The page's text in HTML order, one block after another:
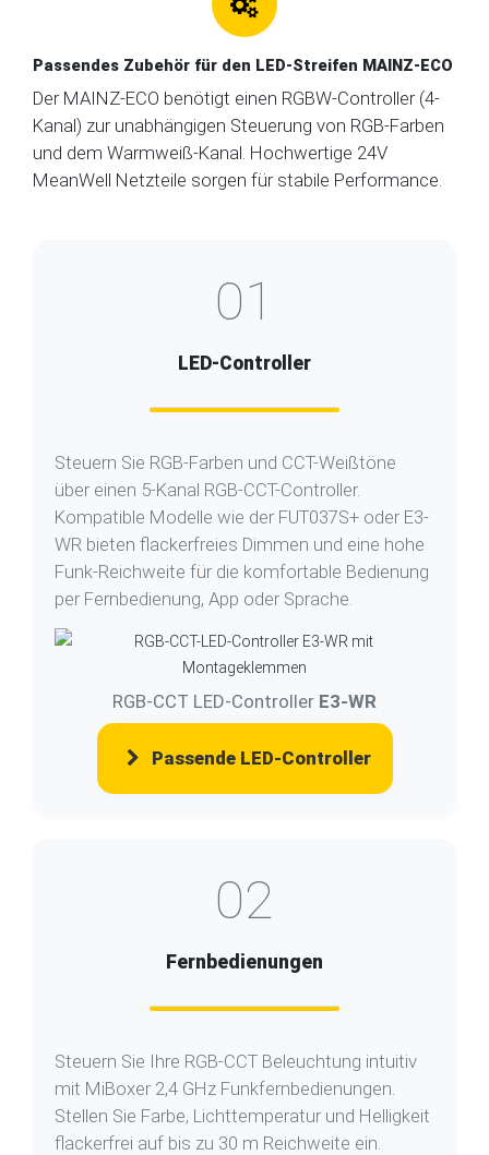
Passendes Zubehör für den LED-Streifen MAINZ-ECO
Der MAINZ-ECO benötigt einen RGBW-Controller (4-
Kanal) zur unabhängigen Steuerung von RGB-Farben
und dem Warmweiß-Kanal. Hochwertige 24V
MeanWell Netzteile sorgen für stabile Performance.
01
LED-Controller
Steuern Sie RGB-Farben und CCT-Weißtöne
über einen 5-Kanal RGB-CCT-Controller.
Kompatible Modelle wie der FUT037S+ oder E3-
WR bieten flackerfreies Dimmen und eine hohe
Funk-Reichweite für die komfortable Bedienung
per Fernbedienung, App oder Sprache.
RGB-CCT LED-Controller E3-WR
Passende LED-Controller
02
Fernbedienungen
Steuern Sie Ihre RGB-CCT Beleuchtung intuitiv
mit MiBoxer 2,4 GHz Funkfernbedienungen.
Stellen Sie Farbe, Lichttemperatur und Helligkeit
flackerfrei auf bis zu 30 m Reichweite ein.